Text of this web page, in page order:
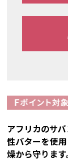
アフリカのサ
性バターを使
燥から守ります